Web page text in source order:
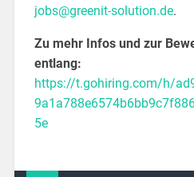
jobs@greenit-solution.de.
Zu mehr Infos und zur
entlang:
https://t.gohiring.com/h/
5e